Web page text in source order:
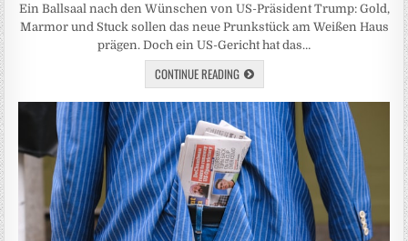
Ein Ballsaal nach den Wünschen von US-Präsident Trump: Gold,
Marmor und Stuck sollen das neue Prunkstück am Weißen Haus
prägen. Doch ein US-Gericht hat das…
CONTINUE READING